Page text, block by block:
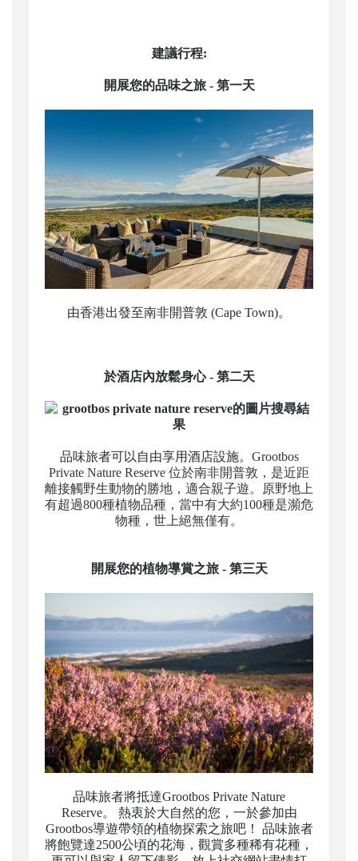
建議行程:
開展您的品味之旅 - 第一天
由香港出發至南非開普敦 (Cape Town)。
於酒店內放鬆身心 - 第二天
品味旅者可以自由享用酒店設施。 Grootbos
Private Nature Reserve 位於南非開普敦，是近距
離接觸野生動物的勝地，適合親子遊。原野地上
有超過800種植物品種，當中有大約100種是瀕危
物種，世上絕無僅有。
開展您的植物導賞之旅 - 第三天
品味旅者將抵達Grootbos Private Nature
Reserve。 熱衷於大自然的您，一於參加由
Grootbos導遊帶領的植物探索之旅吧！ 品味旅者
將飽覽達2500公頃的花海，觀賞多種稀有花種，